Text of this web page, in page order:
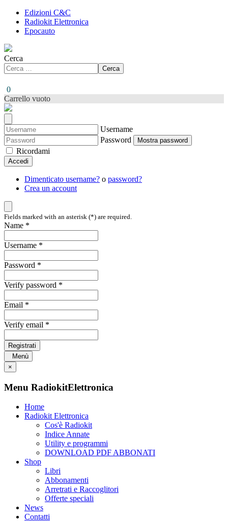
Edizioni C&C
Radiokit Elettronica
Epocauto
Cerca
Cerca
0
Carrello vuoto
Username
Password
Mostra password
Ricordami
Accedi
Dimenticato username? o password?
Crea un account
Fields marked with an asterisk (*) are required.
Name *
Username *
Password *
Verify password *
Email *
Verify email *
Registrati
Menù
×
Menu RadiokitElettronica
Home
Radiokit Elettronica
Cos'è Radiokit
Indice Annate
Utility e programmi
DOWNLOAD PDF ABBONATI
Shop
Libri
Abbonamenti
Arretrati e Raccoglitori
Offerte speciali
News
Contatti